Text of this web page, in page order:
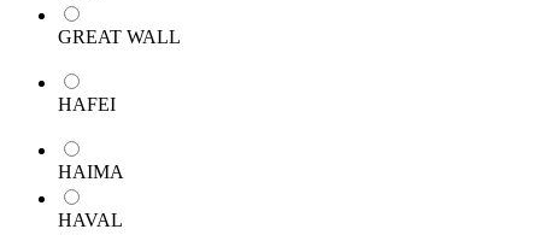
GREAT WALL
HAFEI
HAIMA
HAVAL